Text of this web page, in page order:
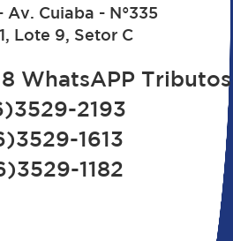
Av. Cuiaba - N°335
Lote 9, Setor C
WhatsAPP Tributos
2193
1613
1182